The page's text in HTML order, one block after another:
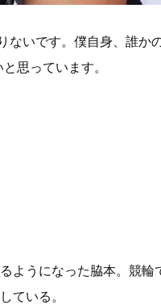
いです。僕自身、誰か
思っています。
ようになった脇本。競輪
ている。